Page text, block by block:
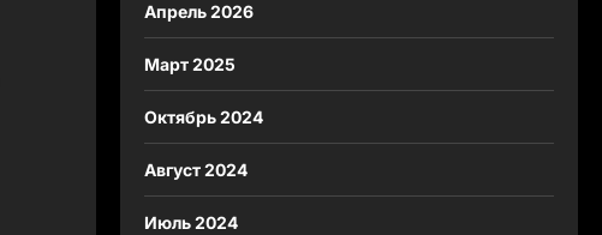
Апрель 2026
Март 2025
Октябрь 2024
Август 2024
Июль 2024